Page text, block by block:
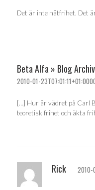
Det är inte nätfrihet. Det
Beta Alfa » Blog
2010-01-
[…] Hur är vädret på Carl
teoretisk frihet och äkta
Rick 2010-